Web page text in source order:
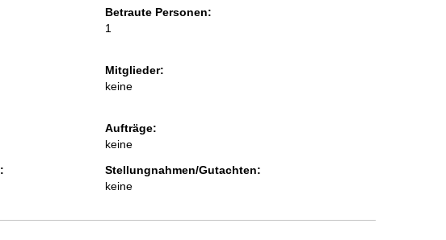
i
e
Betraute Personen:
1
Mitglieder:
keine
Aufträge:
keine
Stellungnahmen/Gutachten:
keine